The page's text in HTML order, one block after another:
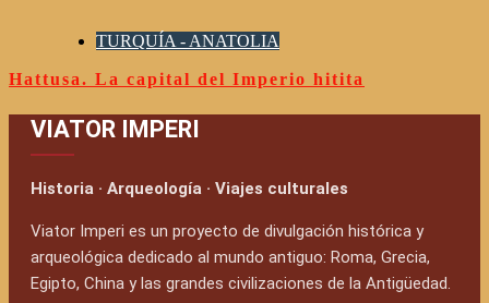
TURQUÍA - ANATOLIA
Hattusa. La capital del Imperio hitita
VIATOR IMPERI
Historia · Arqueología · Viajes culturales
Viator Imperi es un proyecto de divulgación histórica y
arqueológica dedicado al mundo antiguo: Roma, Grecia,
Egipto, China y las grandes civilizaciones de la Antigüedad.